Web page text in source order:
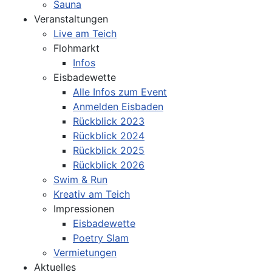
Sauna
Veranstaltungen
Live am Teich
Flohmarkt
Infos
Eisbadewette
Alle Infos zum Event
Anmelden Eisbaden
Rückblick 2023
Rückblick 2024
Rückblick 2025
Rückblick 2026
Swim & Run
Kreativ am Teich
Impressionen
Eisbadewette
Poetry Slam
Vermietungen
Aktuelles